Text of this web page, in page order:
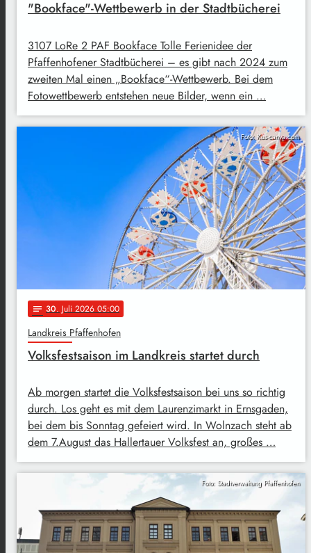
"Bookface"-Wettbewerb in der Stadtbücherei
3107 LoRe 2 PAF Bookface Tolle Ferienidee der
Pfaffenhofener Stadtbücherei – es gibt nach 2024 zum
zweiten Mal einen „Bookface“-Wettbewerb. Bei dem
Fotowettbewerb entstehen neue Bilder, wenn ein …
Foto: Kus-canva.com
notes 30. Juli 2026 05:00
Landkreis Pfaffenhofen
Volksfestsaison im Landkreis startet durch
Ab morgen startet die Volksfestsaison bei uns so richtig
durch. Los geht es mit dem Laurenzimarkt in Ernsgaden,
bei dem bis Sonntag gefeiert wird. In Wolnzach steht ab
dem 7.August das Hallertauer Volksfest an, großes …
Foto: Stadtverwaltung Pfaffenhofen